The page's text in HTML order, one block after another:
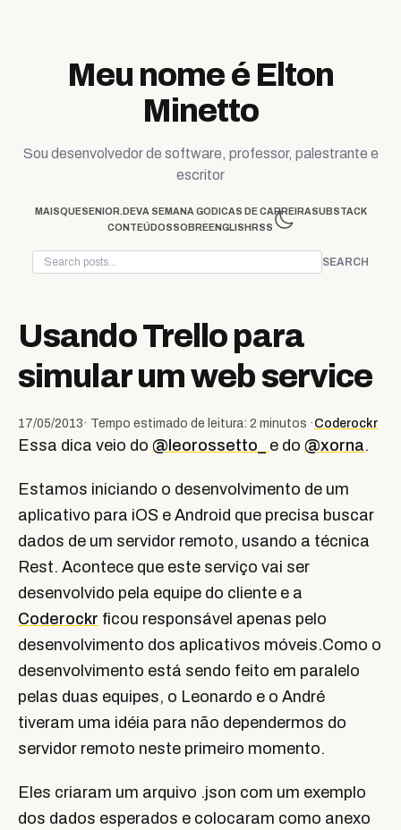
Meu nome é Elton
Minetto
Sou desenvolvedor de software, professor, palestrante e
escritor
MAISQUESENIOR.DEVA SEMANA GO DICAS DE CARREIRASUBSTACK
CONTEÚDOSSOBREENGLISH RSS
SEARCH
Usando Trello para
simular um web service
17/05/2013· Tempo estimado de leitura: 2 minutos · Coderockr
Essa dica veio do @leorossetto_ e do @xorna.
Estamos iniciando o desenvolvimento de um
aplicativo para iOS e Android que precisa buscar
dados de um servidor remoto, usando a técnica
Rest. Acontece que este serviço vai ser
desenvolvido pela equipe do cliente e a
Coderockr ficou responsável apenas pelo
desenvolvimento dos aplicativos móveis.Como o
desenvolvimento está sendo feito em paralelo
pelas duas equipes, o Leonardo e o André
tiveram uma idéia para não dependermos do
servidor remoto neste primeiro momento.
Eles criaram um arquivo .json com um exemplo
dos dados esperados e colocaram como anexo